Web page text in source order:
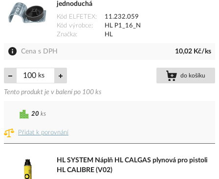
jednoduchá
Kód ELFETEX
11.232.059
Kód výrobce
HL P1_16_N
Značka
HL
Cena s DPH 10,02 Kč/ks
ks do košíku
Tento produkt je v balení po 100 ks
Přidat k porovnání
20 ks
HL SYSTEM Náplň HL CALGAS plynová pro pistoli
HL CALIBRE (V02)